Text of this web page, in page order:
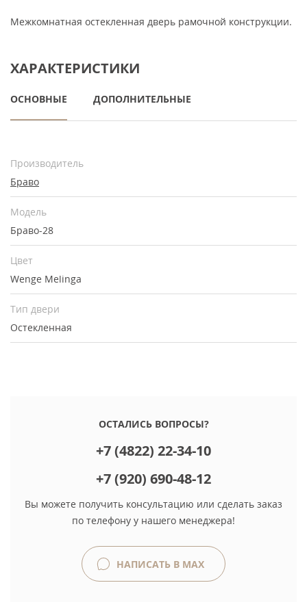
Межкомнатная остекленная дверь рамочной конструкции.
ХАРАКТЕРИСТИКИ
ОСНОВНЫЕ ДОПОЛНИТЕЛЬНЫЕ
Производитель
Браво
Модель
Браво-28
Цвет
Wenge Melinga
Тип двери
Остекленная
ОСТАЛИСЬ ВОПРОСЫ?
+7 (4822) 22-34-10
+7 (920) 690-48-12
Вы можете получить консультацию или сделать заказ
по телефону у нашего менеджера!
НАПИСАТЬ В MAX